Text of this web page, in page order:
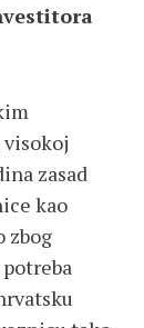
zasad
kao
zbog